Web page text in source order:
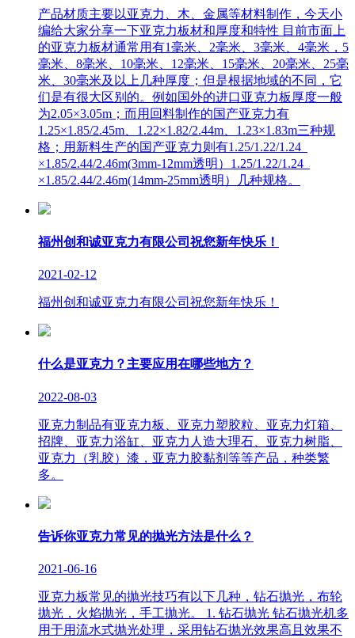
产品材质主要以亚克力、木、金属等材料制作，今天小
编给大家分享一下亚克力板材和厚度和特性 目前市面上
的亚克力板材通常用有1毫米、2毫米、3毫米、4毫米，5
毫米、8毫米、10毫米、12毫米、15毫米、20毫米、25毫
米、30毫米及以上几种厚度；但是根据地域的不同，它
们是有很大区别的。例如国外的进口亚克力板厚度一般
为2.05×3.05m；而用回料制作的国产亚克力有
1.25×1.85/2.45m、1.22×1.82/2.44m、1.23×1.83m三种规
格；用新料生产的国产亚克力则有1.25/1.22/1.24
×1.85/2.44/2.46m(3mm-12mm透明）1.25/1.22/1.24
×1.85/2.44/2.46m(14mm-25mm透明）几种规格。
福州创和诚亚克力有限公司祝您新年快乐！
2021-02-12
福州创和诚亚克力有限公司祝您新年快乐！
什么是亚克力？主要应用在哪些地方？
2022-08-03
亚克力制品有亚克力板、亚克力塑胶粒、亚克力灯箱、
招牌、亚克力浴缸、亚克力人造大理石、亚克力树脂、
亚克力（乳胶）漆，亚克力胶黏剂等等产品，种类繁
多。
告诉你亚克力常见的抛光方法是什么？
2021-06-16
亚克力板常见的抛光技巧有以下几种，钻石抛光，布轮
抛光，火焰抛光，手工抛光。 1. 钻石抛光 钻石抛光机多
用于用流水式抛光处理，采用钻石抛光效果高且效果不